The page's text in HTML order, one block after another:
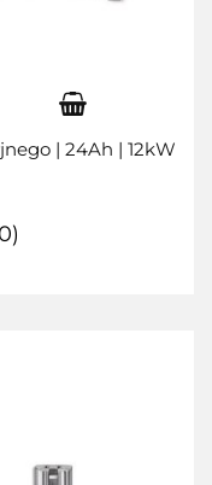
| 24Ah | 12kW